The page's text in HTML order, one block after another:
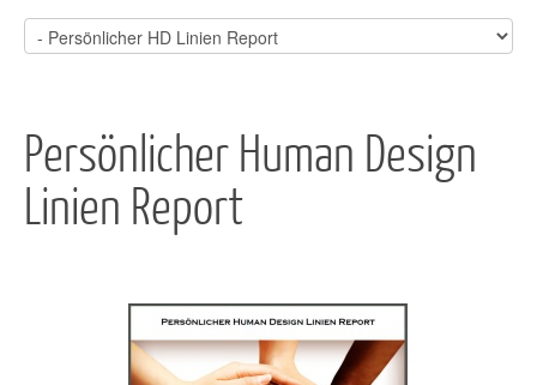
Persönlicher Human Design
Linien Report